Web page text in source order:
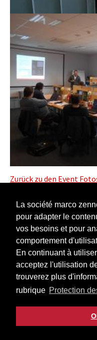
La société marco
pour adapter le
vos besoins et pour
comportement
En continuant à
acceptez l'utilisation
trouverez plus
rubrique Protection
Zurück zu den Event
Notre